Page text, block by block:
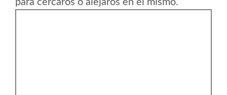
para cercaros o alejaros en el mismo.